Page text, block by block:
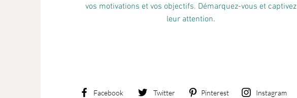
vos motivations et vos objectifs. Démarquez-vous et captivez
leur attention.
Facebook Twitter Pinterest Instagram